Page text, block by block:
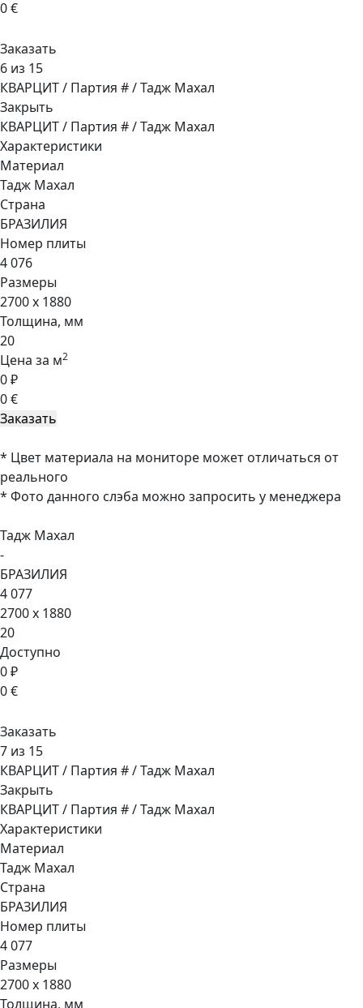
0 €
Заказать
6 из 15
КВАРЦИТ / Партия # / Тадж Махал
Закрыть
КВАРЦИТ / Партия # / Тадж Махал
Характеристики
Материал
Тадж Махал
Страна
БРАЗИЛИЯ
Номер плиты
4 076
Размеры
2700 x 1880
Толщина, мм
20
Цена за м2
0 ₽
0 €
* Цвет материала на мониторе может отличаться от
реального
* Фото данного слэба можно запросить у менеджера
Тадж Махал
-
БРАЗИЛИЯ
4 077
2700 x 1880
20
Доступно
0 ₽
0 €
Заказать
7 из 15
КВАРЦИТ / Партия # / Тадж Махал
Закрыть
КВАРЦИТ / Партия # / Тадж Махал
Характеристики
Материал
Тадж Махал
Страна
БРАЗИЛИЯ
Номер плиты
4 077
Размеры
2700 x 1880
Толщина, мм